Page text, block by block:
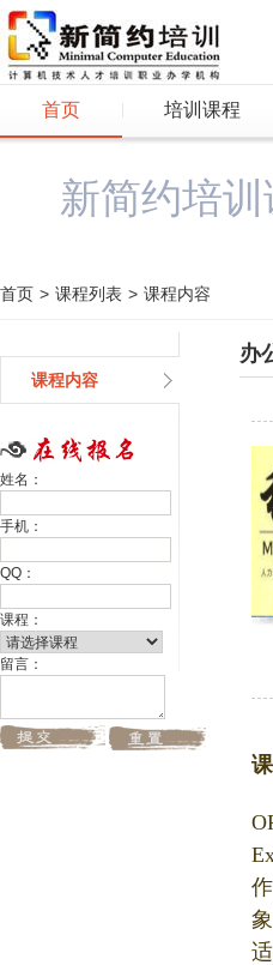
首页 培训课程
新简约培训
首页 > 课程列表 > 课程内容
课程内容
姓名：
手机：
QQ：
课程：
留言：
办